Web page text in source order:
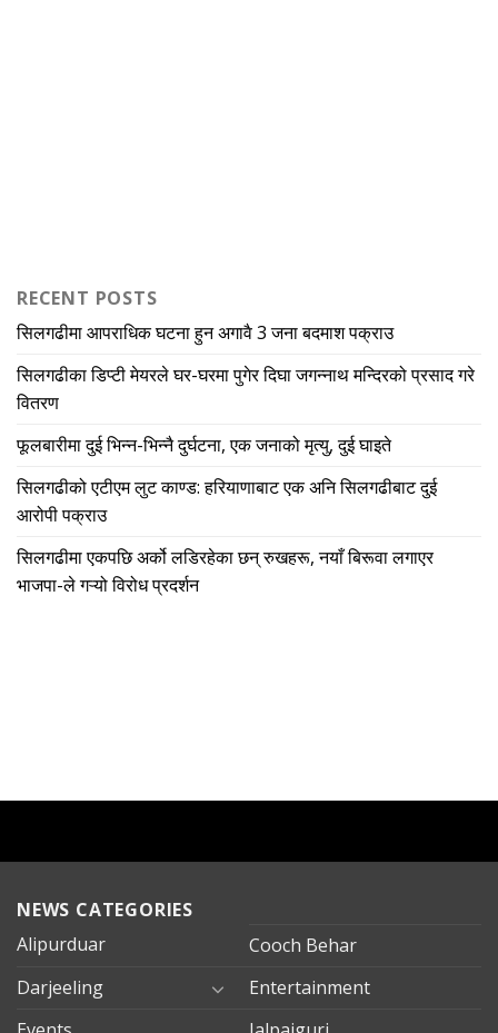
RECENT POSTS
सिलगढीमा आपराधिक घटना हुन अगावै 3 जना बदमाश पक्राउ
सिलगढीका डिप्टी मेयरले घर-घरमा पुगेर दिघा जगन्नाथ मन्दिरको प्रसाद गरे
वितरण
फूलबारीमा दुई भिन्न-भिन्नै दुर्घटना, एक जनाको मृत्यु, दुई घाइते
सिलगढीको एटीएम लुट काण्ड: हरियाणाबाट एक अनि सिलगढीबाट दुई
आरोपी पक्राउ
सिलगढीमा एकपछि अर्को लडिरहेका छन् रुखहरू, नयाँ बिरूवा लगाएर
भाजपा-ले गऱ्यो विरोध प्रदर्शन
NEWS CATEGORIES
Alipurduar
Cooch Behar
Darjeeling
Entertainment